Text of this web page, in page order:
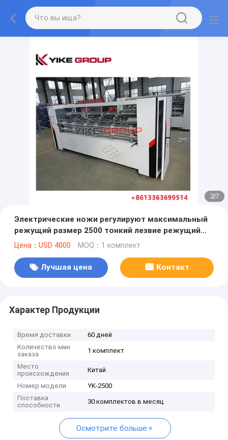
2/7
Электрические ножи регулируют максимальный
режущий размер 2500 тонкий лезвие режущий
сканирующий аппарат от YIKE GROUP
Цена：USD 4000 MOQ：1 комплект
Лучшая цена Контакт
Характер Продукции
Время доставки
60 дней
Количество мин
заказа
1 комплект
Место
происхождения
Китай
Номер модели
YK-2500
Поставка
способности
30 комплектов в месяц
Осмотрите больше